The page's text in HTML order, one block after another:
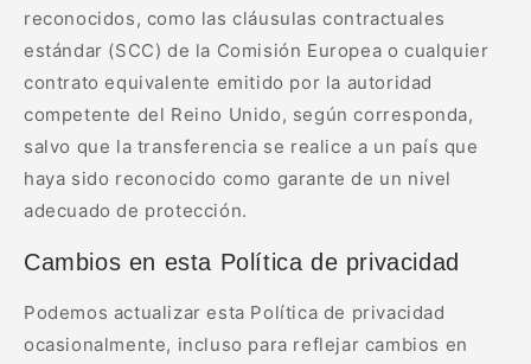
reconocidos, como las cláusulas contractuales
estándar (SCC) de la Comisión Europea o cualquier
contrato equivalente emitido por la autoridad
competente del Reino Unido, según corresponda,
salvo que la transferencia se realice a un país que
haya sido reconocido como garante de un nivel
adecuado de protección.
Cambios en esta Política de privacidad
Podemos actualizar esta Política de privacidad
ocasionalmente, incluso para reflejar cambios en